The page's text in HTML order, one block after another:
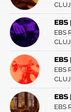
EBS
EBS
EBS
EBS
EBS
EBS